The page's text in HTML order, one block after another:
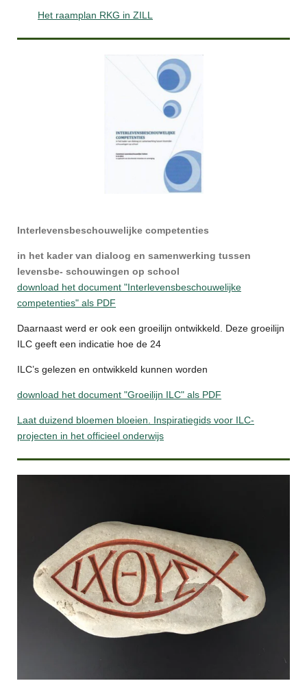
Het raamplan RKG in ZILL
Interlevensbeschouwelijke competenties
in het kader van dialoog en samenwerking tussen
levensbe- schouwingen op school
download het document "Interlevensbeschouwelijke
competenties" als PDF
Daarnaast werd er ook een groeilijn ontwikkeld. Deze groeilijn
ILC geeft een indicatie hoe de 24
ILC’s gelezen en ontwikkeld kunnen worden
download het document "Groeilijn ILC" als PDF
Laat duizend bloemen bloeien. Inspiratiegids voor ILC-
projecten in het officieel onderwijs